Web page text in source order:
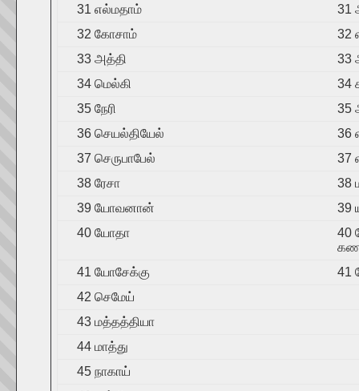
31 எல்மதாம்
31
32 கோசாம்
32
33 அத்தி
33
34 மெல்கி
34
35 நேரி
35
36 செயல்தியேல்
36
37 செருபாபேல்
37
38 ரேசா
38
39 யோவனான்
39
40 யோதா
40
41 யோசேக்கு
41
42 செமேய்
43 மத்தத்தியா
44 மாத்து
45 நாகாய்